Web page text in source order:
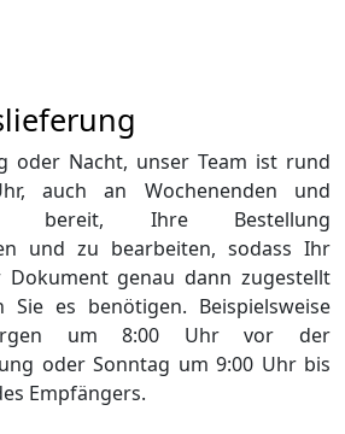
oder Nacht, unser Team ist rund
auch an Wochenenden und
bereit, Ihre Bestellung
und zu bearbeiten, sodass Ihr
Dokument genau dann zugestellt
Sie es benötigen. Beispielsweise
um 8:00 Uhr vor der
oder Sonntag um 9:00 Uhr bis
Empfängers.